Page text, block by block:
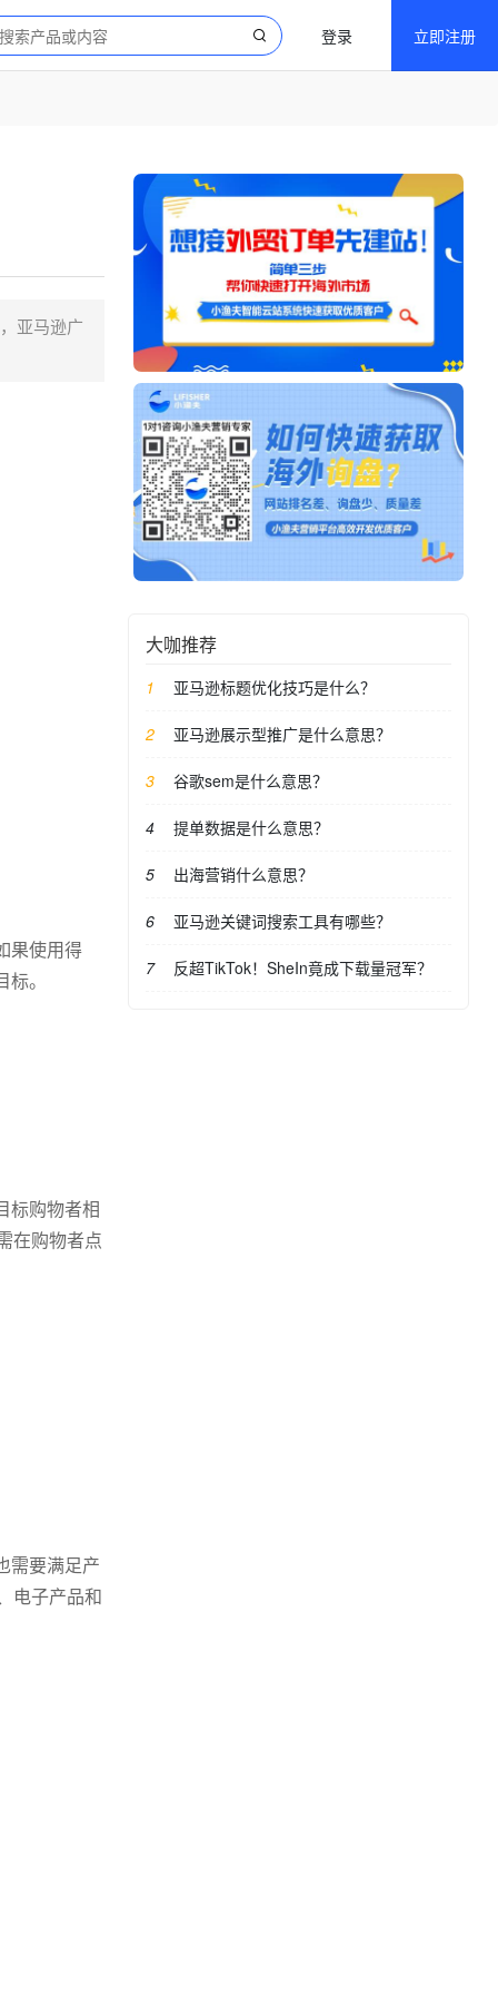
登录 立即注册
亚马逊广
果使用得
。
标购物者相
在购物者点
需要满足产
电子产品和
大咖推荐
亚马逊标题优化技巧是什么？
亚马逊展示型推广是什么意思？
谷歌sem是什么意思？
提单数据是什么意思？
出海营销什么意思？
亚马逊关键词搜索工具有哪些？
反超TikTok！SheIn竟成下载量冠军？